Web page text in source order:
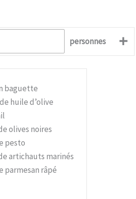
personnes +
baguette
de huile d’olive
olives noires
pesto
artichauts marinés
parmesan râpé